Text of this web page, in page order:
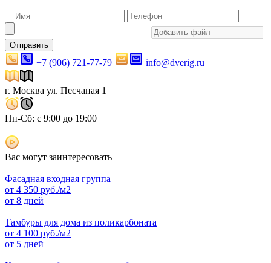
Отправить
+7 (906) 721-77-79 info@dverig.ru
г. Москва ул. Песчаная 1
Пн-Сб: с 9:00 до 19:00
Вас могут заинтересовать
Фасадная входная группа
от 4 350 руб./м2
от 8 дней
Тамбуры для дома из поликарбоната
от 4 100 руб./м2
от 5 дней